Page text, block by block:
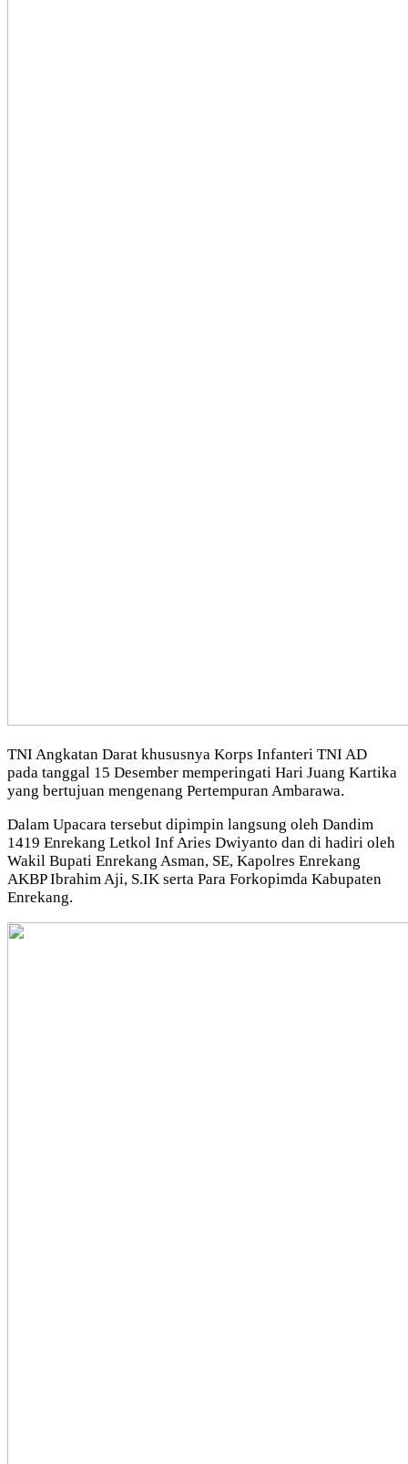
TNI Angkatan Darat khususnya Korps Infanteri TNI AD
pada tanggal 15 Desember memperingati Hari Juang Kartika
yang bertujuan mengenang Pertempuran Ambarawa.
Dalam Upacara tersebut dipimpin langsung oleh Dandim
1419 Enrekang Letkol Inf Aries Dwiyanto dan di hadiri oleh
Wakil Bupati Enrekang Asman, SE, Kapolres Enrekang
AKBP Ibrahim Aji, S.IK serta Para Forkopimda Kabupaten
Enrekang.